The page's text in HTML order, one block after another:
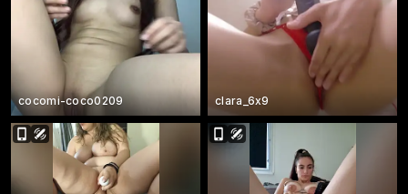
cocomi-coco0209 clara_6x9